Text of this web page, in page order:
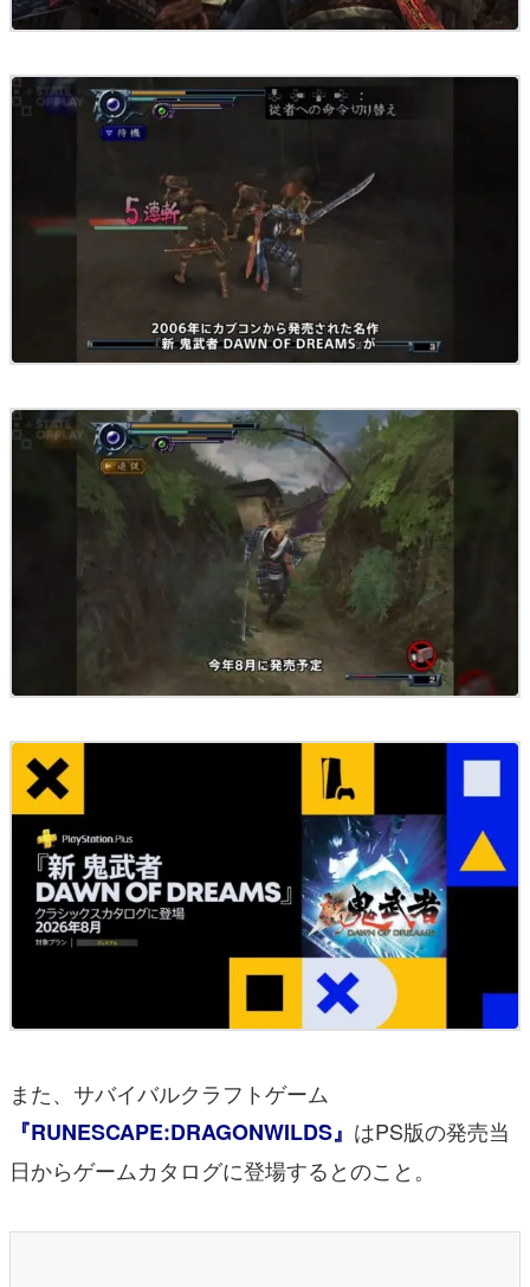
また、サバイバルクラフトゲーム
『RUNESCAPE:DRAGONWILDS』 はPS版の発売当
日からゲームカタログに登場するとのこと。